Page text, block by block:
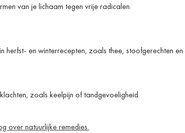
van je lichaam tegen vrije radicalen.
en winterrecepten, zoals thee, stoofgerechten en
zoals keelpijn of tandgevoeligheid.
over natuurlijke remedies.